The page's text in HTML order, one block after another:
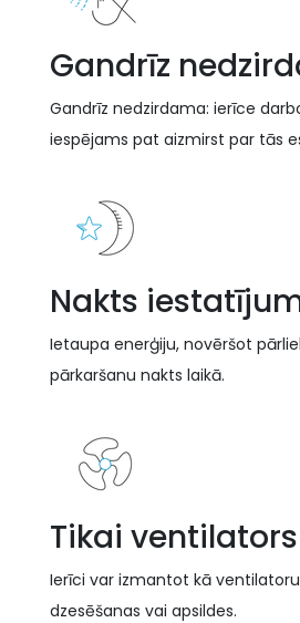
Gandrīz
Gandrīz nedzirdama: ierīce
iespējams pat aizmirst par tās
Nakts
Ietaupa enerģiju, novēršot
pārkaršanu nakts laikā.
Tikai ventilators
Ierīci var izmantot kā
dzesēšanas vai apsildes.